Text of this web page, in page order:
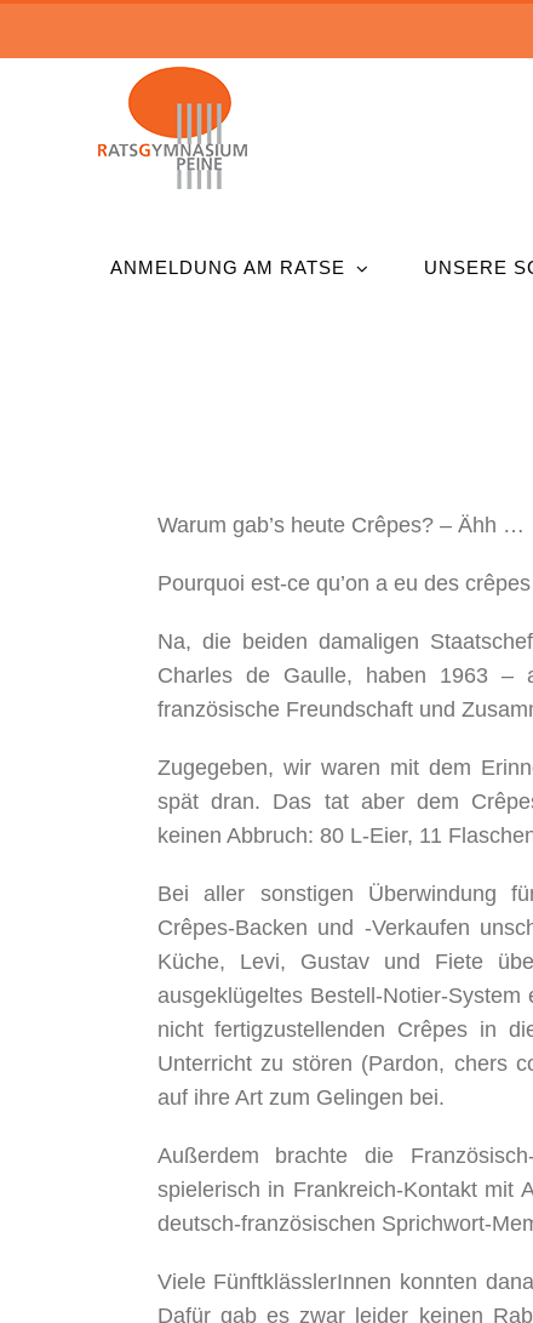
ANMELDUNG AM RATSE UNSERE
Warum gab’s heute Crêpes? – Ähh …
Pourquoi est-ce qu’on a eu des
Na, die beiden damaligen
Charles de Gaulle, haben 1963 –
französische Freundschaft und
Zugegeben, wir waren mit dem
spät dran. Das tat aber dem
keinen Abbruch: 80 L-Eier, 11
Bei aller sonstigen Überwindung
Crêpes-Backen und -Verkaufen
Küche, Levi, Gustav und Fiete
ausgeklügeltes Bestell-Notier-
nicht fertigzustellenden Crêpes in
Unterricht zu stören (Pardon, chers
auf ihre Art zum Gelingen bei.
Außerdem brachte die
spielerisch in Frankreich-Kontakt mit
deutsch-französischen Sprichwort-
Viele FünftklässlerInnen konnten
Dafür gab es zwar leider keinen